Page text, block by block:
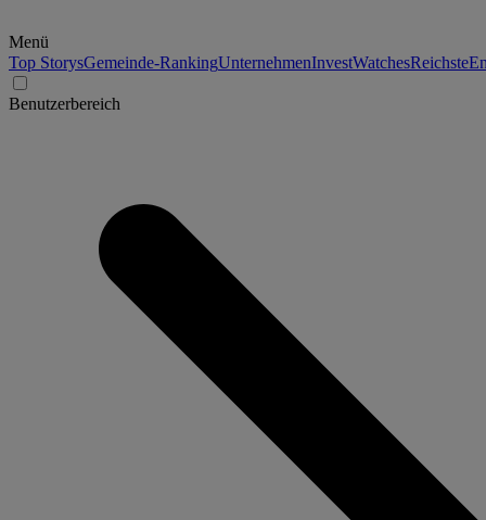
Menü
Top StorysGemeinde-RankingUnternehmenInvestWatchesReichste
Benutzerbereich